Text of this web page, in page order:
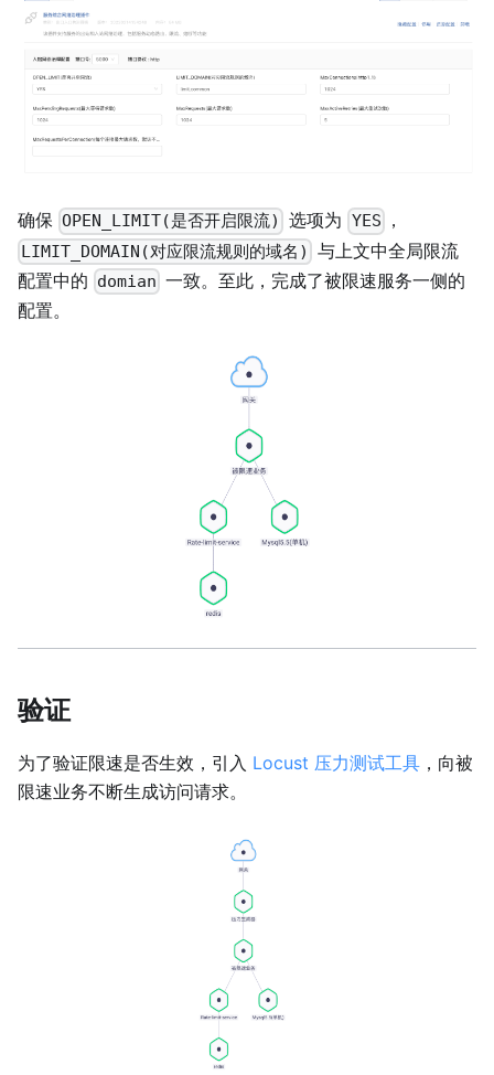
确保 OPEN_LIMIT(是否开启限流) 选项为 YES ，
LIMIT_DOMAIN(对应限流规则的域名)
与上文中全局限流
配置中的 domian 一致。至此，完成了被限速服务一侧的
配置。
验证
为了验证限速是否生效，引入 Locust 压力测试工具 ，向被
限速业务不断生成访问请求。